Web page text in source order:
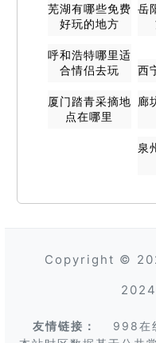
芜湖有哪些免费
好玩的地方
岳
呼和浩特哪里适
合情侣去玩
西
厦门踏青采摘地
点在哪里
廊
泉
Copyright ©
友情链接： 998在